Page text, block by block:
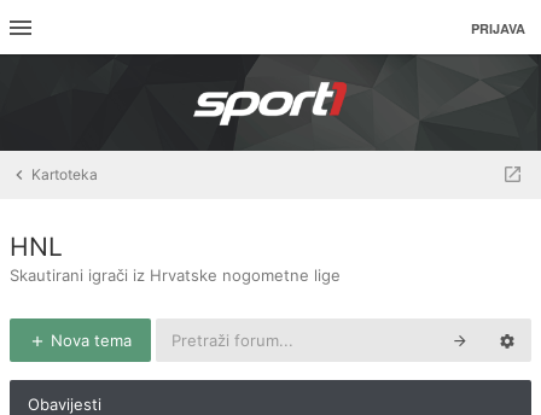
PRIJAVA
Kartoteka
HNL
Skautirani igrači iz Hrvatske nogometne lige
Nova tema
Obavijesti